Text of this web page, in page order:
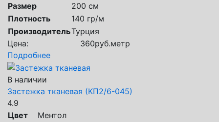
Размер
200 см
Плотность
140 гр/м
ПроизводительТурция
Цена:
360руб.метр
Подробнее
В наличии
Застежка тканевая (КП2/6-045)
4.9
Цвет
Ментол